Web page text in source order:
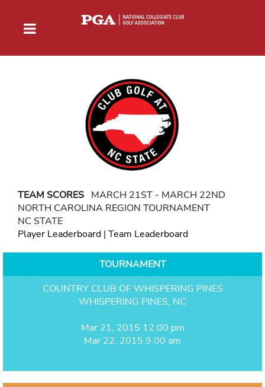
TEAM SCORES MARCH 21ST - MARCH 22ND
NORTH CAROLINA REGION TOURNAMENT
NC STATE
Player Leaderboard | Team Leaderboard
TOURNAMENT
COUNTRY CLUB OF WHISPERING PINES
WHISPERING PINES, NC
Mar 21, 2015 12:00 pm
Mar 22, 2015 9:00 am